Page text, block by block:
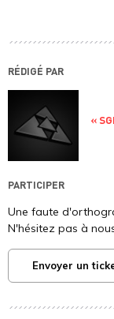
RÉDIGÉ PAR
«
PARTICIPER
Une faute
N'hésitez pas à
Envoyer un